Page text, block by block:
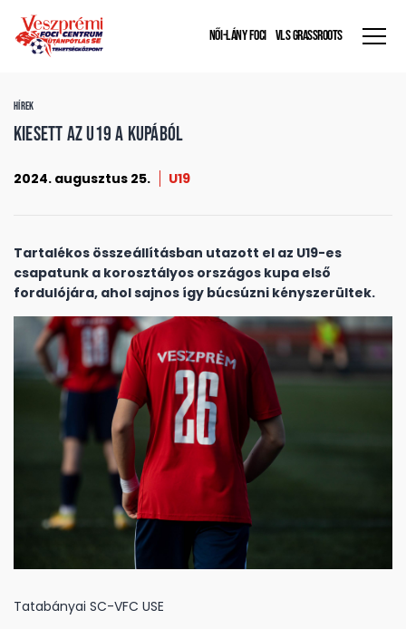
NŐI-LÁNY FOCI VLS GRASSROOTS
HÍREK
Kiesett az U19 a kupából
2024. augusztus 25. U19
Tartalékos összeállításban utazott el az U19-es
csapatunk a korosztályos országos kupa első
fordulójára, ahol sajnos így búcsúzni kényszerültek.
Tatabányai SC-VFC USE